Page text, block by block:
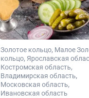
Золотое кольцо Малое
кольцо Ярославская
Костромская область
Владимирская область
Московская область
Ивановская область